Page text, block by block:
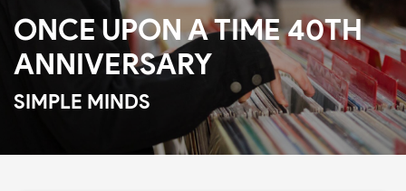
ONCE UPON A TIME 40TH
ANNIVERSARY
SIMPLE MINDS